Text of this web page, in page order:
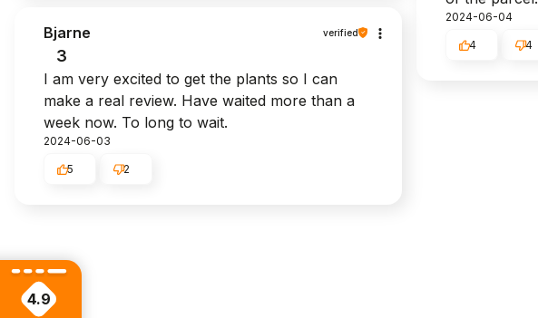
2024-06-04
4 4
Bjarne verified
3
I am very excited to get the plants so I can
make a real review. Have waited more than a
week now. To long to wait.
2024-06-03
5 2
4.9